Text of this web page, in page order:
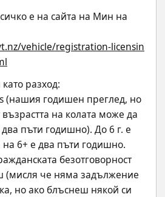
е на сайта на Мин на
vehicle/registration-licensin
разход:
(нашия годишен преглед, но
възрастта на колата може да
пъти годишно). До 6 г. е
6+ е два пъти годишно.
безотговорност
(мисля че няма задължение
но ако блъснеш някой си